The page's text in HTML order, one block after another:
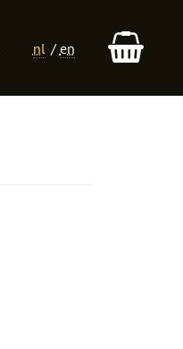
Taalkeuze
nl en